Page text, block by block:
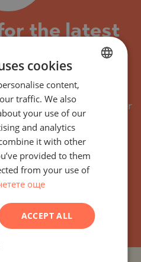
the latest
with
every new property or
features.
or adjust your
at any time.
BULGARIAN
ENGLISH
GERMAN
ROMANIAN
SERBIAN
cookies
content,
traffic. We also
your use of our
and analytics
it with other
provided to them
from your use of
още
ACCEPT ALL